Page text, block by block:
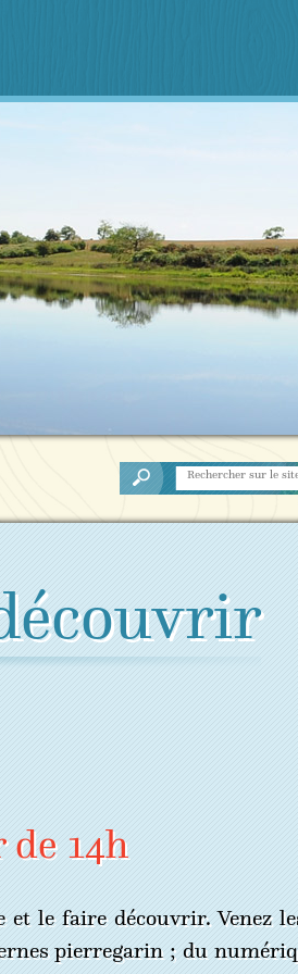
14h
le faire découvrir. Venez
pierregarin ; du